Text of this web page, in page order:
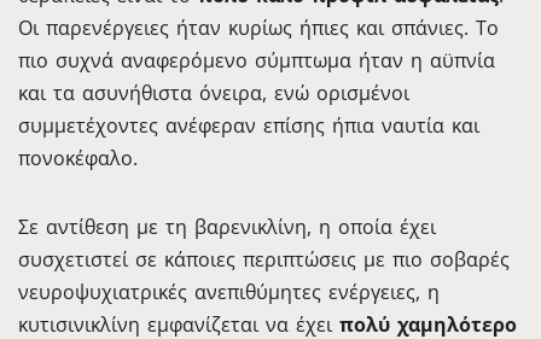
Οι παρενέργειες ήταν κυρίως ήπιες και σπάνιες. Το
πιο συχνά αναφερόμενο σύμπτωμα ήταν η αϋπνία
και τα ασυνήθιστα όνειρα, ενώ ορισμένοι
συμμετέχοντες ανέφεραν επίσης ήπια ναυτία και
πονοκέφαλο.
Σε αντίθεση με τη βαρενικλίνη, η οποία έχει
συσχετιστεί σε κάποιες περιπτώσεις με πιο σοβαρές
νευροψυχιατρικές ανεπιθύμητες ενέργειες, η
κυτισινικλίνη εμφανίζεται να έχει πολύ χαμηλότερο